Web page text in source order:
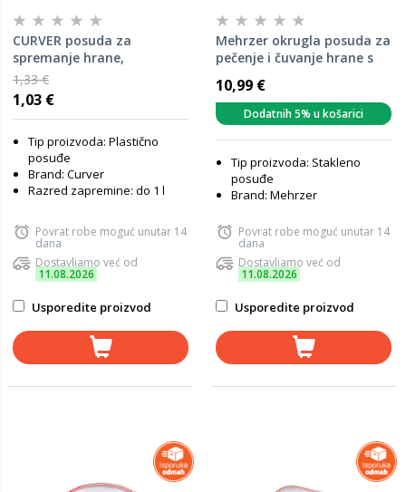
CURVER posuda za
spremanje hrane,
Fresh&go, 0.25L
1,33 €
1,03 €
Tip proizvoda: Plastično
posuđe
Brand: Curver
Razred zapremine: do 1 l
Povrat robe moguć unutar 14
dana
Dostavljamo već od
11.08.2026
Usporedite proizvod
Mehrzer okrugla posuda za
pečenje i čuvanje hrane s
800 ml
10,99 €
Dodatnih 5% u košarici
Tip proizvoda: Stakleno
posuđe
Brand: Mehrzer
Povrat robe moguć unutar 14
dana
Dostavljamo već od
11.08.2026
Usporedite proizvod